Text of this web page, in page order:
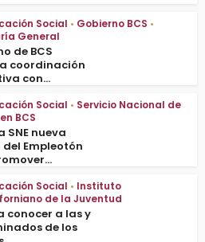
Social • Gobierno BCS •
General
de BCS
coordinación
con...
Social • Servicio Nacional de
BCS
SNE nueva
Empleotón
Social • Instituto
de la Juventud
conocer a las y
de los